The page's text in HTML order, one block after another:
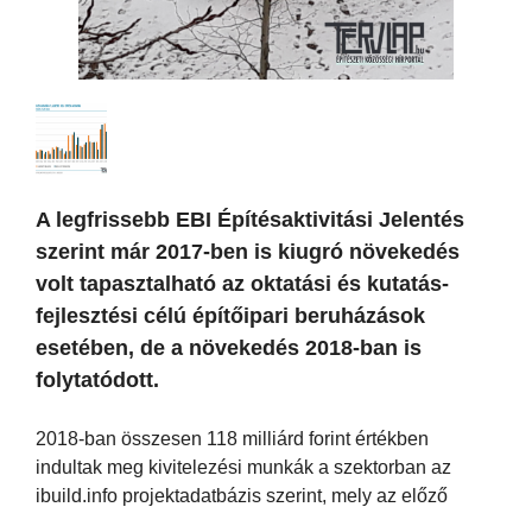
A legfrissebb EBI Építésaktivitási Jelentés
szerint már 2017-ben is kiugró növekedés
volt tapasztalható az oktatási és kutatás-
fejlesztési célú építőipari beruházások
esetében, de a növekedés 2018-ban is
folytatódott.
2018-ban összesen 118 milliárd forint értékben
indultak meg kivitelezési munkák a szektorban az
ibuild.info projektadatbázis szerint, mely az előző